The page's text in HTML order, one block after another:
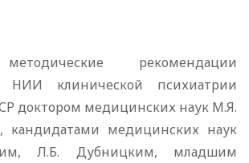
рекомендации
НИИ клинической психиатрии
доктором медицинских наук М.Я.
кандидатами медицинских наук
Л.Б. Дубницким, младшим